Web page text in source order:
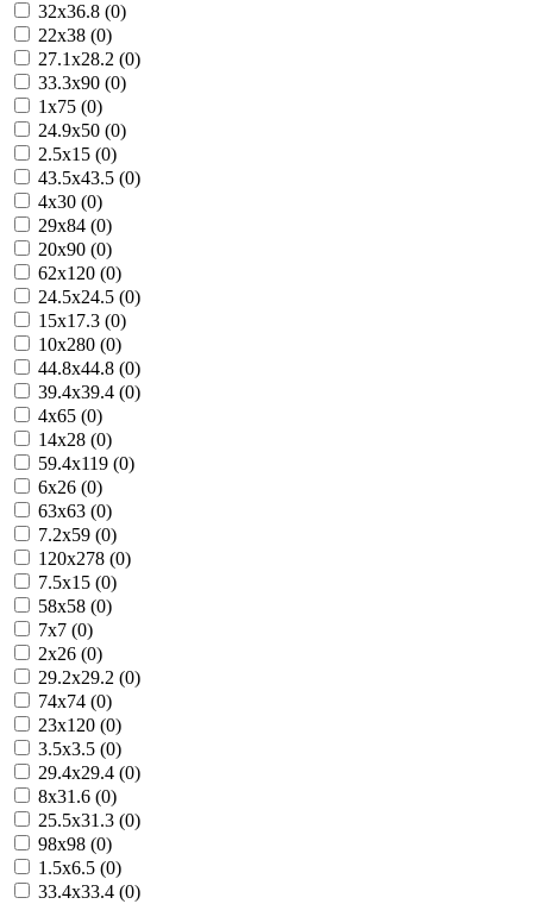
32x36.8 (0)
22x38 (0)
27.1x28.2 (0)
33.3x90 (0)
1x75 (0)
24.9x50 (0)
2.5x15 (0)
43.5x43.5 (0)
4x30 (0)
29x84 (0)
20x90 (0)
62x120 (0)
24.5x24.5 (0)
15x17.3 (0)
10x280 (0)
44.8x44.8 (0)
39.4x39.4 (0)
4x65 (0)
14x28 (0)
59.4x119 (0)
6x26 (0)
63x63 (0)
7.2x59 (0)
120x278 (0)
7.5x15 (0)
58x58 (0)
7x7 (0)
2x26 (0)
29.2x29.2 (0)
74x74 (0)
23x120 (0)
3.5x3.5 (0)
29.4x29.4 (0)
8x31.6 (0)
25.5x31.3 (0)
98x98 (0)
1.5x6.5 (0)
33.4x33.4 (0)